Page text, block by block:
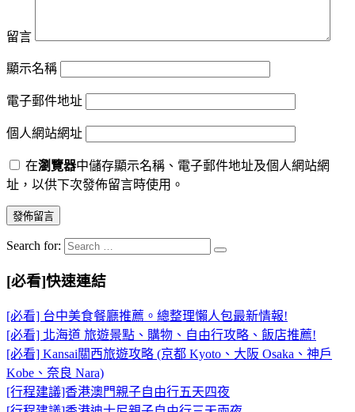
留言
顯示名稱
電子郵件地址
個人網站網址
在瀏覽器中儲存顯示名稱、電子郵件地址及個人網站網
址，以供下次發佈留言時使用。
Search for:
[必看]快速連結
[必看] 台中美食餐廳推薦。總整理懶人包最新情報!
[必看] 北海道 旅遊景點、購物、自由行攻略、飯店推薦!
[必看] Kansai關西旅遊攻略 (京都 Kyoto、大阪 Osaka、神戶
Kobe、奈良 Nara)
[行程建議]香港澳門親子自由行五天四夜